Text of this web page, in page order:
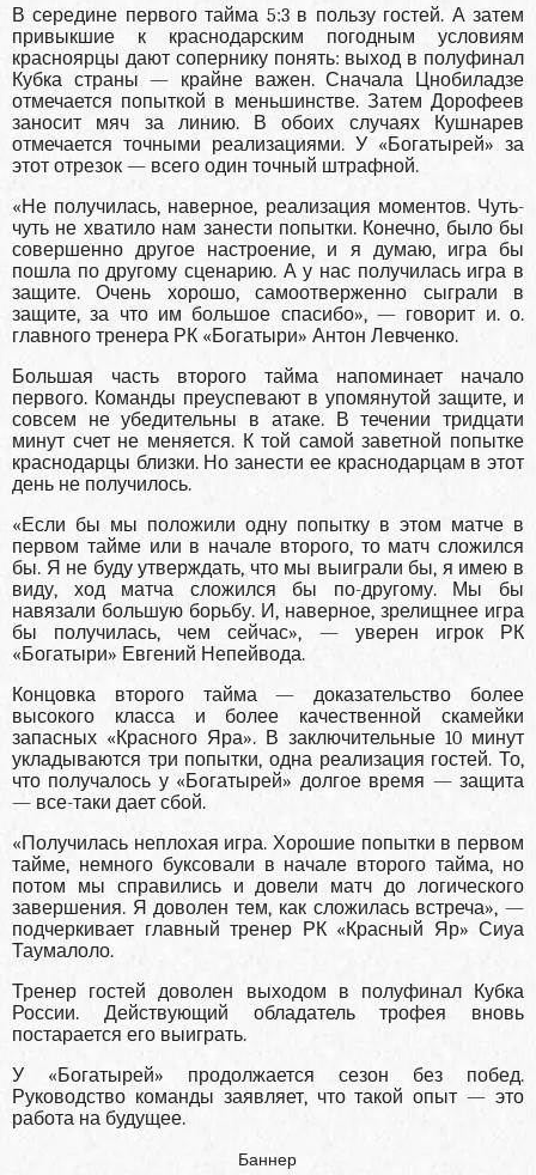
В середине первого тайма 5:3 в пользу гостей. А затем
привыкшие к краснодарским погодным условиям
красноярцы дают сопернику понять: выход в полуфинал
Кубка страны — крайне важен. Сначала Цнобиладзе
отмечается попыткой в меньшинстве. Затем Дорофеев
заносит мяч за линию. В обоих случаях Кушнарев
отмечается точными реализациями. У «Богатырей» за
этот отрезок — всего один точный штрафной.
«Не получилась, наверное, реализация моментов. Чуть-
чуть не хватило нам занести попытки. Конечно, было бы
совершенно другое настроение, и я думаю, игра бы
пошла по другому сценарию. А у нас получилась игра в
защите. Очень хорошо, самоотверженно сыграли в
защите, за что им большое спасибо», — говорит и. о.
главного тренера РК «Богатыри» Антон Левченко.
Большая часть второго тайма напоминает начало
первого. Команды преуспевают в упомянутой защите, и
совсем не убедительны в атаке. В течении тридцати
минут счет не меняется. К той самой заветной попытке
краснодарцы близки. Но занести ее краснодарцам в этот
день не получилось.
«Если бы мы положили одну попытку в этом матче в
первом тайме или в начале второго, то матч сложился
бы. Я не буду утверждать, что мы выиграли бы, я имею в
виду, ход матча сложился бы по-другому. Мы бы
навязали большую борьбу. И, наверное, зрелищнее игра
бы получилась, чем сейчас», — уверен игрок РК
«Богатыри» Евгений Непейвода.
Концовка второго тайма — доказательство более
высокого класса и более качественной скамейки
запасных «Красного Яра». В заключительные 10 минут
укладываются три попытки, одна реализация гостей. То,
что получалось у «Богатырей» долгое время — защита
— все-таки дает сбой.
«Получилась неплохая игра. Хорошие попытки в первом
тайме, немного буксовали в начале второго тайма, но
потом мы справились и довели матч до логического
завершения. Я доволен тем, как сложилась встреча», —
подчеркивает главный тренер РК «Красный Яр» Сиуа
Таумалоло.
Тренер гостей доволен выходом в полуфинал Кубка
России. Действующий обладатель трофея вновь
постарается его выиграть.
У «Богатырей» продолжается сезон без побед.
Руководство команды заявляет, что такой опыт — это
работа на будущее.
Баннер